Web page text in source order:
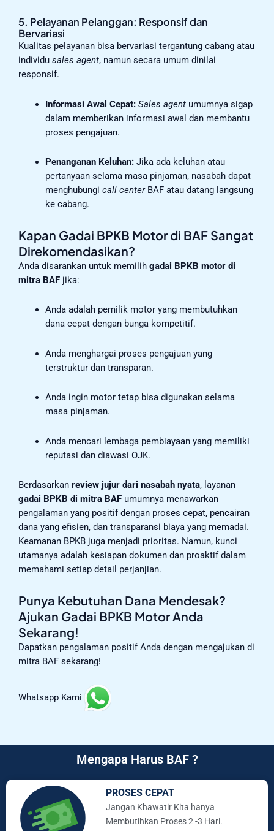
5. Pelayanan Pelanggan: Responsif dan
Bervariasi
Kualitas pelayanan bisa bervariasi tergantung cabang atau
individu sales agent, namun secara umum dinilai
responsif.
Informasi Awal Cepat: Sales agentumumnya sigap
dalam memberikan informasi awal dan membantu
proses pengajuan.
Penanganan Keluhan:Jika ada keluhan atau
pertanyaan selama masa pinjaman, nasabah dapat
menghubungi call centerBAF atau datang langsung
ke cabang.
Kapan Gadai BPKB Motor di BAF Sangat
Direkomendasikan?
Anda disarankan untuk memilih gadai BPKB motor di
mitra BAF jika:
Anda adalah pemilik motor yang membutuhkan
dana cepat dengan bunga kompetitif.
Anda menghargai proses pengajuan yang
terstruktur dan transparan.
Anda ingin motor tetap bisa digunakan selama
masa pinjaman.
Anda mencari lembaga pembiayaan yang memiliki
reputasi dan diawasi OJK.
Berdasarkan review jujur dari nasabah nyata, layanan
gadai BPKB di mitra BAF umumnya menawarkan
pengalaman yang positif dengan proses cepat, pencairan
dana yang efisien, dan transparansi biaya yang memadai.
Keamanan BPKB juga menjadi prioritas. Namun, kunci
utamanya adalah kesiapan dokumen dan proaktif dalam
memahami setiap detail perjanjian.
Punya Kebutuhan Dana Mendesak?
Ajukan Gadai BPKB Motor Anda
Sekarang!
Dapatkan pengalaman positif Anda dengan mengajukan di
mitra BAF sekarang!
Whatsapp Kami
Mengapa Harus BAF ?
PROSES CEPAT
Jangan Khawatir Kita hanya
Membutihkan Proses 2 -3 Hari.